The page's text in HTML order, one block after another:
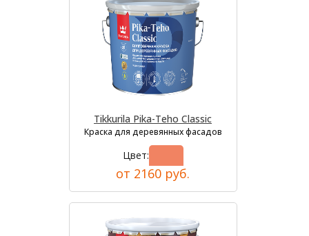
Tikkurila Pika-Teho Classic
Краска для деревянных фасадов
Цвет:
от 2160 руб.